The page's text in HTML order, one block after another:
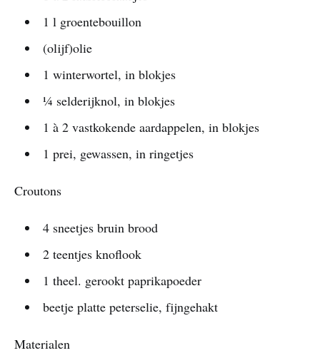
1 l groentebouillon
(olijf)olie
1 winterwortel, in blokjes
¼ selderijknol, in blokjes
1 à 2 vastkokende aardappelen, in blokjes
1 prei, gewassen, in ringetjes
Croutons
4 sneetjes bruin brood
2 teentjes knoflook
1 theel. gerookt paprikapoeder
beetje platte peterselie, fijngehakt
Materialen